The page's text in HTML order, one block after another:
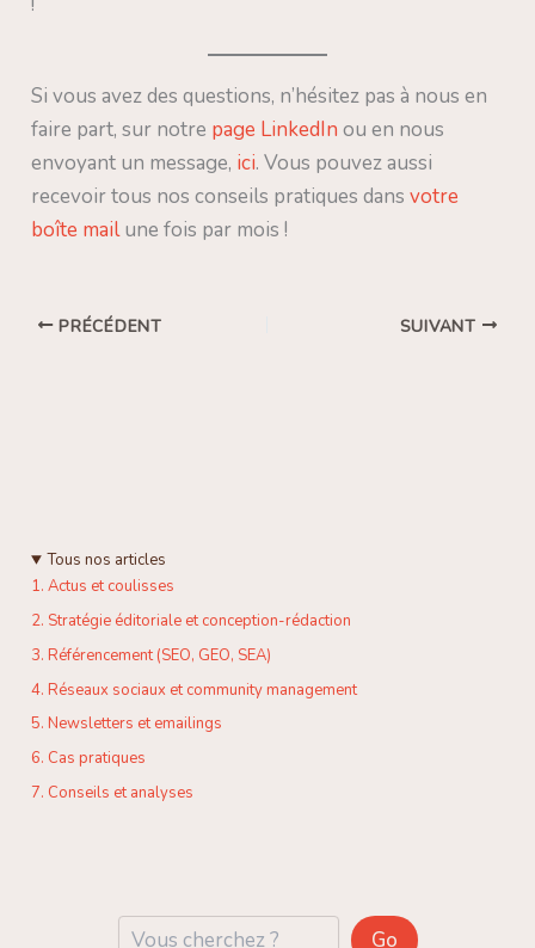
Si vous avez des questions, n’hésitez pas à nous en
faire part, sur notre page LinkedIn ou en nous
envoyant un message, ici. Vous pouvez aussi
recevoir tous nos conseils pratiques dansvotre
boîte mailune fois par mois !
PRÉCÉDENT SUIVANT
Tous nos articles
1. Actus et coulisses
2. Stratégie éditoriale et conception-rédaction
3. Référencement (SEO, GEO, SEA)
4. Réseaux sociaux et community management
5. Newsletters et emailings
6. Cas pratiques
7. Conseils et analyses
Go